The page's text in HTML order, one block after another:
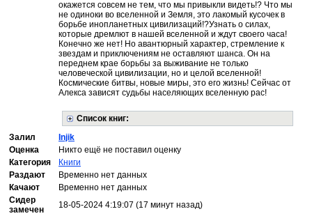
окажется совсем не тем, что мы привыкли видеть!? Что мы
не одиноки во вселенной и Земля, это лакомый кусочек в
борьбе инопланетных цивилизаций!?Узнать о силах,
которые дремлют в нашей вселенной и ждут своего часа!
Конечно же нет! Но авантюрный характер, стремление к
звездам и приключениям не оставляют шанса. Он на
переднем крае борьбы за выживание не только
человеческой цивилизации, но и целой вселенной!
Космические битвы, новые миры, это его жизнь! Сейчас от
Алекса зависят судьбы населяющих вселенную рас!
Список книг:
Залил
Injik
Оценка
Никто ещё не поставил оценку
Категория
Книги
Раздают
Временно нет данных
Качают
Временно нет данных
Сидер
замечен
18-05-2024 4:19:07 (17 минут назад)